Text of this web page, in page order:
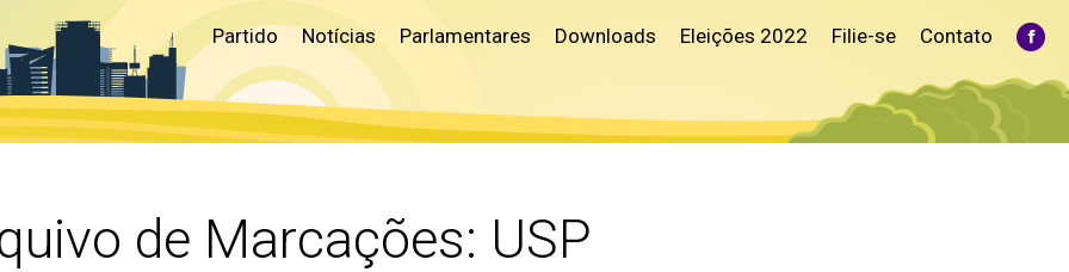
Partido Notícias Parlamentares Downloads Eleições 2022 Filie-se Contato
de Marcações: USP